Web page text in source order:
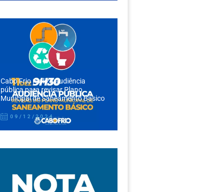
Cabo Frio realiza audiência
pública para revisar Plano
Municipal de Saneamento Básico
09/12/2024